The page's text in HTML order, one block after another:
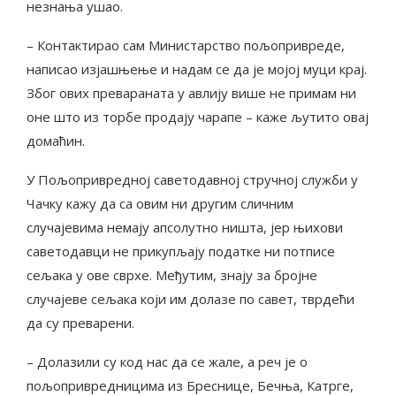
незнања ушао.
– Контактирао сам Министарство пољопривреде,
написао изјашњење и надам се да је мојој муци крај.
Због ових превараната у авлију више не примам ни
оне што из торбе продају чарапе – каже љутито овај
домаћин.
У Пољопривредној саветодавној стручној служби у
Чачку кажу да са овим ни другим сличним
случајевима немају апсолутно ништа, јер њихови
саветодавци не прикупљају податке ни потписе
сељака у ове сврхе. Међутим, знају за бројне
случајеве сељака који им долазе по савет, тврдећи
да су преварени.
– Долазили су код нас да се жале, а реч је о
пољопривредницима из Бреснице, Бечња, Катрге,